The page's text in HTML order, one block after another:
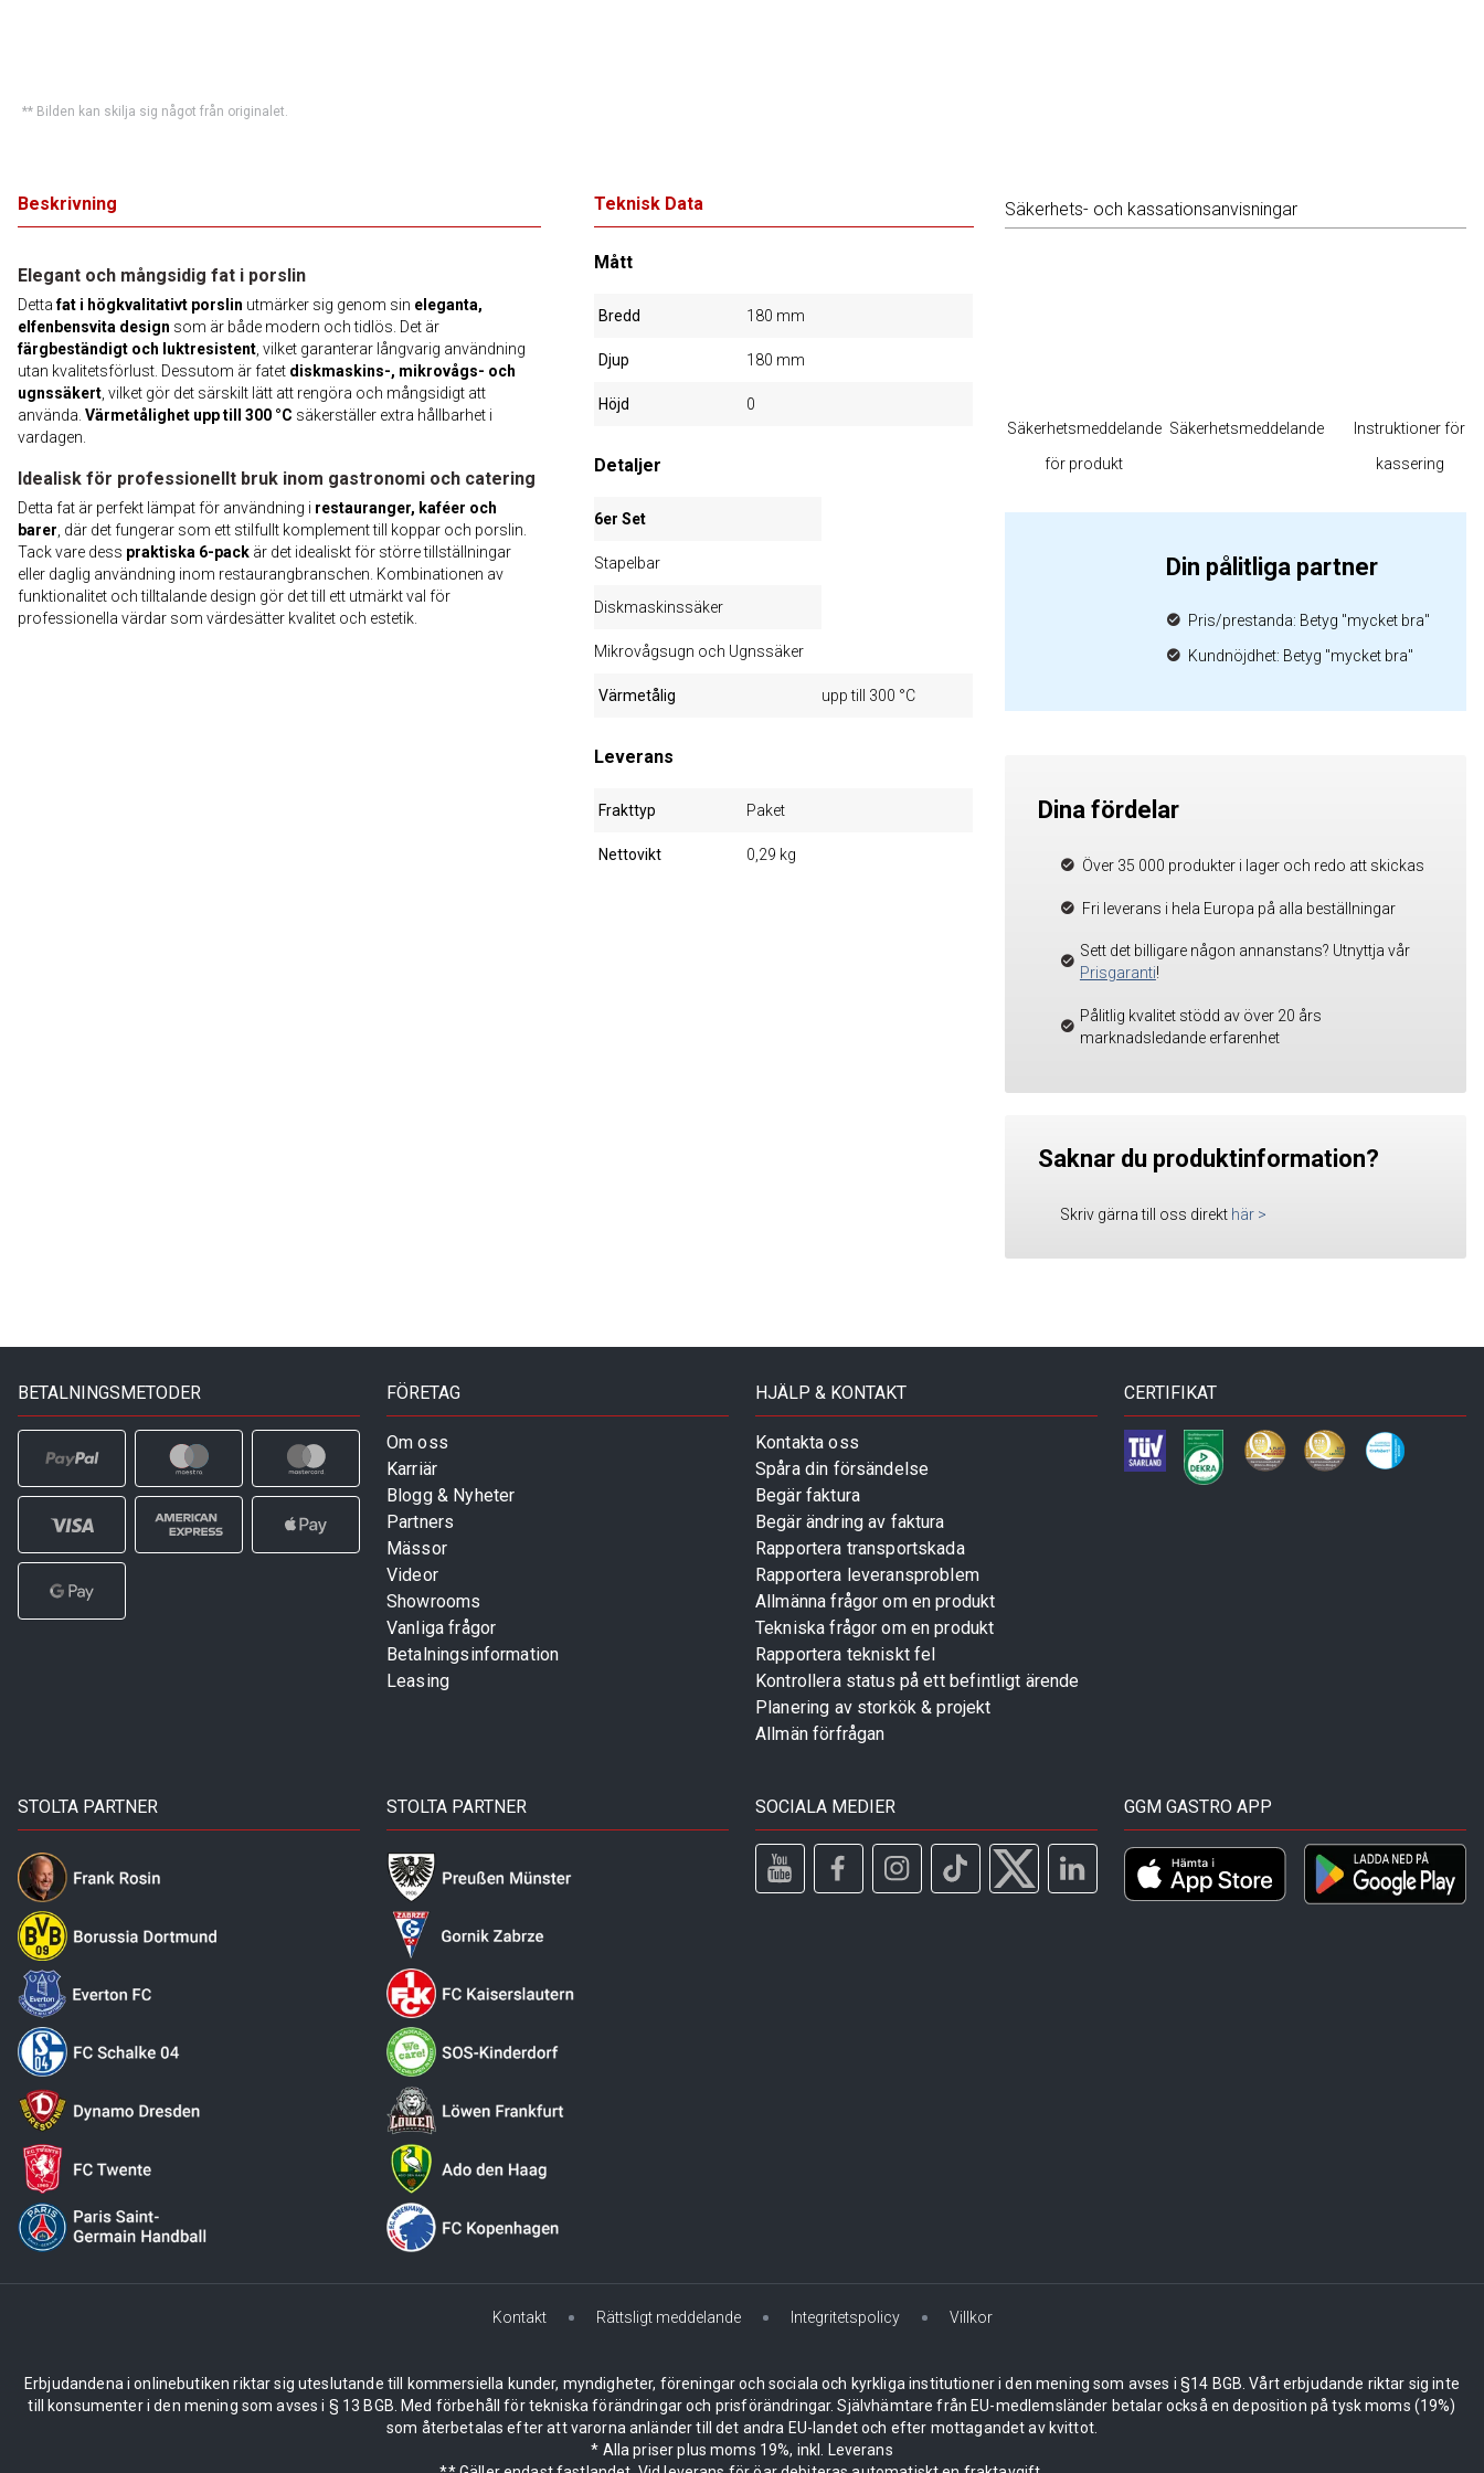
** Bilden kan skilja sig något från originalet.
Beskrivning
Elegant och mångsidig fat i porslin
Dettafat i högkvalitativt porslin utmärker sig genom sin eleganta,
elfenbensvita design som är både modern och tidlös. Det är
färgbeständigt och luktresistent , vilket garanterar långvarig användning
utan kvalitetsförlust. Dessutom är fatet diskmaskins-, mikrovågs- och
ugnssäkert , vilket gör det särskilt lätt att rengöra och mångsidigt att
använda. Värmetålighet upp till 300 °C säkerställer extra hållbarhet i
vardagen.
Idealisk för professionellt bruk inom gastronomi och catering
Detta fat är perfekt lämpat för användning i restauranger, kaféer och
barer , där det fungerar som ett stilfullt komplement till koppar och porslin.
Tack vare dess praktiska 6-pack är det idealiskt för större tillställningar
eller daglig användning inom restaurangbranschen. Kombinationen av
funktionalitet och tilltalande design gör det till ett utmärkt val för
professionella värdar som värdesätter kvalitet och estetik.
Teknisk Data
Mått
Bredd 180 mm
Djup 180 mm
Höjd 0
Detaljer
6er Set
Stapelbar
Diskmaskinssäker
Mikrovågsugn och Ugnssäker
Värmetålig upp till 300 °C
Leverans
Frakttyp Paket
Nettovikt 0,29 kg
Säkerhets- och kassationsanvisningar
Säkerhetsmeddelande
för produkt
Säkerhetsmeddelande
Instruktioner för
kassering
Din pålitliga partner
Pris/prestanda: Betyg "mycket bra"
Kundnöjdhet: Betyg "mycket bra"
Dina fördelar
Över 35 000 produkter i lager och redo att skickas
Fri leverans i hela Europa på alla beställningar
Sett det billigare någon annanstans? Utnyttja vår
Prisgaranti!
Pålitlig kvalitet stödd av över 20 års
marknadsledande erfarenhet
Saknar du produktinformation?
Skriv gärna till oss direkt här >
BETALNINGSMETODER FÖRETAG
Om oss
Karriär
Blogg & Nyheter
Partners
Mässor
Videor
Showrooms
Vanliga frågor
Betalningsinformation
Leasing
HJÄLP & KONTAKT
Kontakta oss
Spåra din försändelse
Begär faktura
Begär ändring av faktura
Rapportera transportskada
Rapportera leveransproblem
Allmänna frågor om en produkt
Tekniska frågor om en produkt
Rapportera tekniskt fel
Kontrollera status på ett befintligt ärende
Planering av storkök & projekt
Allmän förfrågan
CERTIFIKAT
STOLTA PARTNER STOLTA PARTNER SOCIALA MEDIER GGM GASTRO APP
Kontakt Rättsligt meddelande Integritetspolicy Villkor
Erbjudandena i onlinebutiken riktar sig uteslutande till kommersiella kunder, myndigheter, föreningar och sociala och kyrkliga institutioner i den mening som avses i §14 BGB. Vårt erbjudande riktar sig inte
till konsumenter i den mening som avses i § 13 BGB. Med förbehåll för tekniska förändringar och prisförändringar. Självhämtare från EU-medlemsländer betalar också en deposition på tysk moms (19%)
som återbetalas efter att varorna anländer till det andra EU-landet och efter mottagandet av kvittot.
* Alla priser plus moms 19%, inkl. Leverans